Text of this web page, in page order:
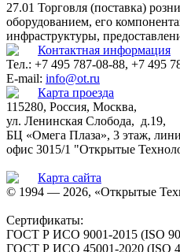
27.01 Торговля (поставка)
оборудованием, его
инфраструктуры,
Контактная информация
Тел.: +7 495 787-08-88, +7 495
E-mail: info@ot.ru
Карта проезда
115280, Россия, Москва,
ул. Ленинская Слобода, д.19,
БЦ «Омега Плаза», 3 этаж,
офис 3015/1 "Открытые
Карта сайта
© 1994 — 2026, «Открытые
Сертификаты:
ГОСТ Р ИСО 9001-2015 (ISO
ГОСТ Р ИСО 45001-2020 (ISO